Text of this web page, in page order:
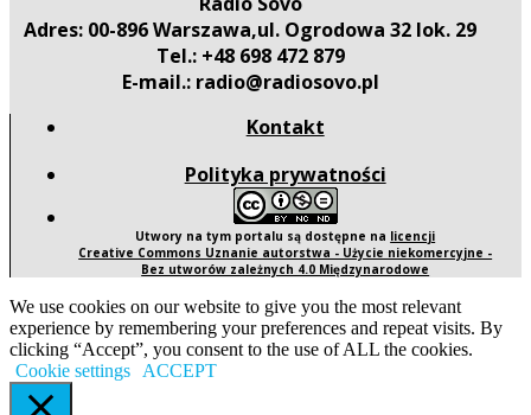
Adres: 00-896 Warszawa,ul. Ogrodowa 32 lok. 29
Tel.: +48 698 472 879
E-mail.: radio@radiosovo.pl
Kontakt
Polityka prywatności
Utwory na tym portalu są dostępne na licencji
Creative Commons Uznanie autorstwa - Użycie niekomercyjne -
Bez utworów zależnych 4.0 Międzynarodowe
We use cookies on our website to give you the most relevant
experience by remembering your preferences and repeat visits. By
clicking “Accept”, you consent to the use of ALL the cookies.
Cookie settings
ACCEPT